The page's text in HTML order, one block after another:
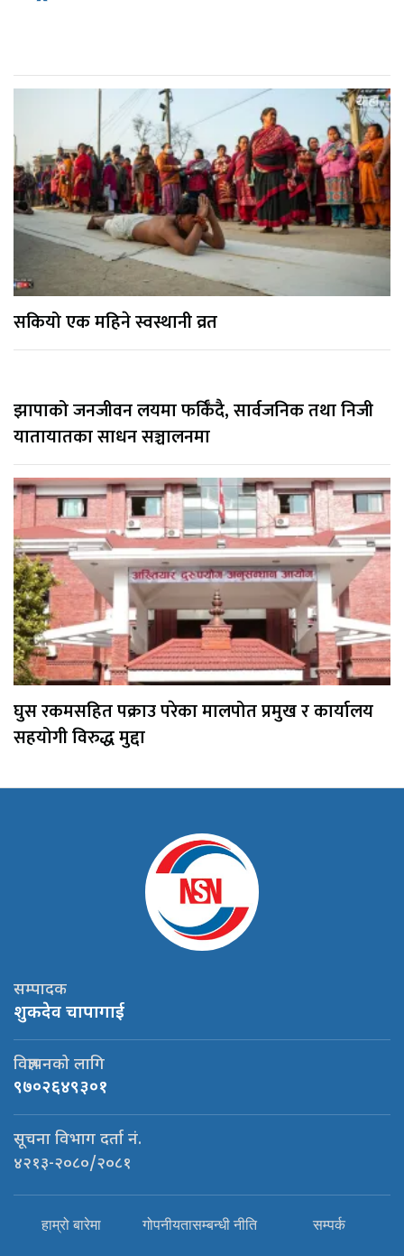
सकियो एक महिने स्वस्थानी व्रत
झापाको जनजीवन लयमा फर्किँदै, सार्वजनिक तथा निजी
यातायातका साधन सञ्चालनमा
घुस रकमसहित पक्राउ परेका मालपोत प्रमुख र कार्यालय
सहयोगी विरुद्ध मुद्दा
सम्पादक
शुकदेव चापागाई
विज्ञापनको लागि
९७०२६४९३०१
सूचना विभाग दर्ता नं.
४२१३-२०८०/२०८१
हाम्रो बारेमा गोपनीयतासम्बन्धी नीति सम्पर्क